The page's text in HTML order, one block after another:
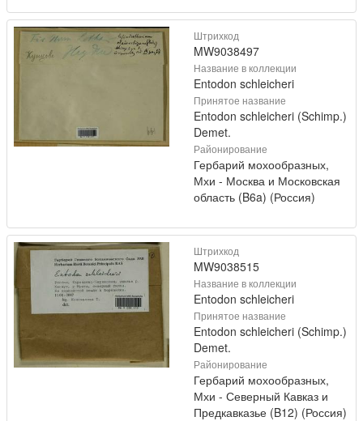
Штрихкод
MW9038497
Название в коллекции
Entodon schleicheri
Принятое название
Entodon schleicheri (Schimp.)
Demet.
Районирование
Гербарий мохообразных,
Мхи - Москва и Московская
область (B6a) (Россия)
Штрихкод
MW9038515
Название в коллекции
Entodon schleicheri
Принятое название
Entodon schleicheri (Schimp.)
Demet.
Районирование
Гербарий мохообразных,
Мхи - Северный Кавказ и
Предкавказье (B12) (Россия)